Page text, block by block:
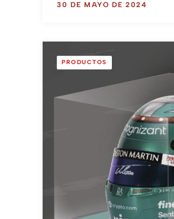
30 DE MAYO DE 2024
PRODUCTOS